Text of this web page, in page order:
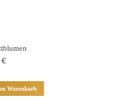
€
Warenkorb